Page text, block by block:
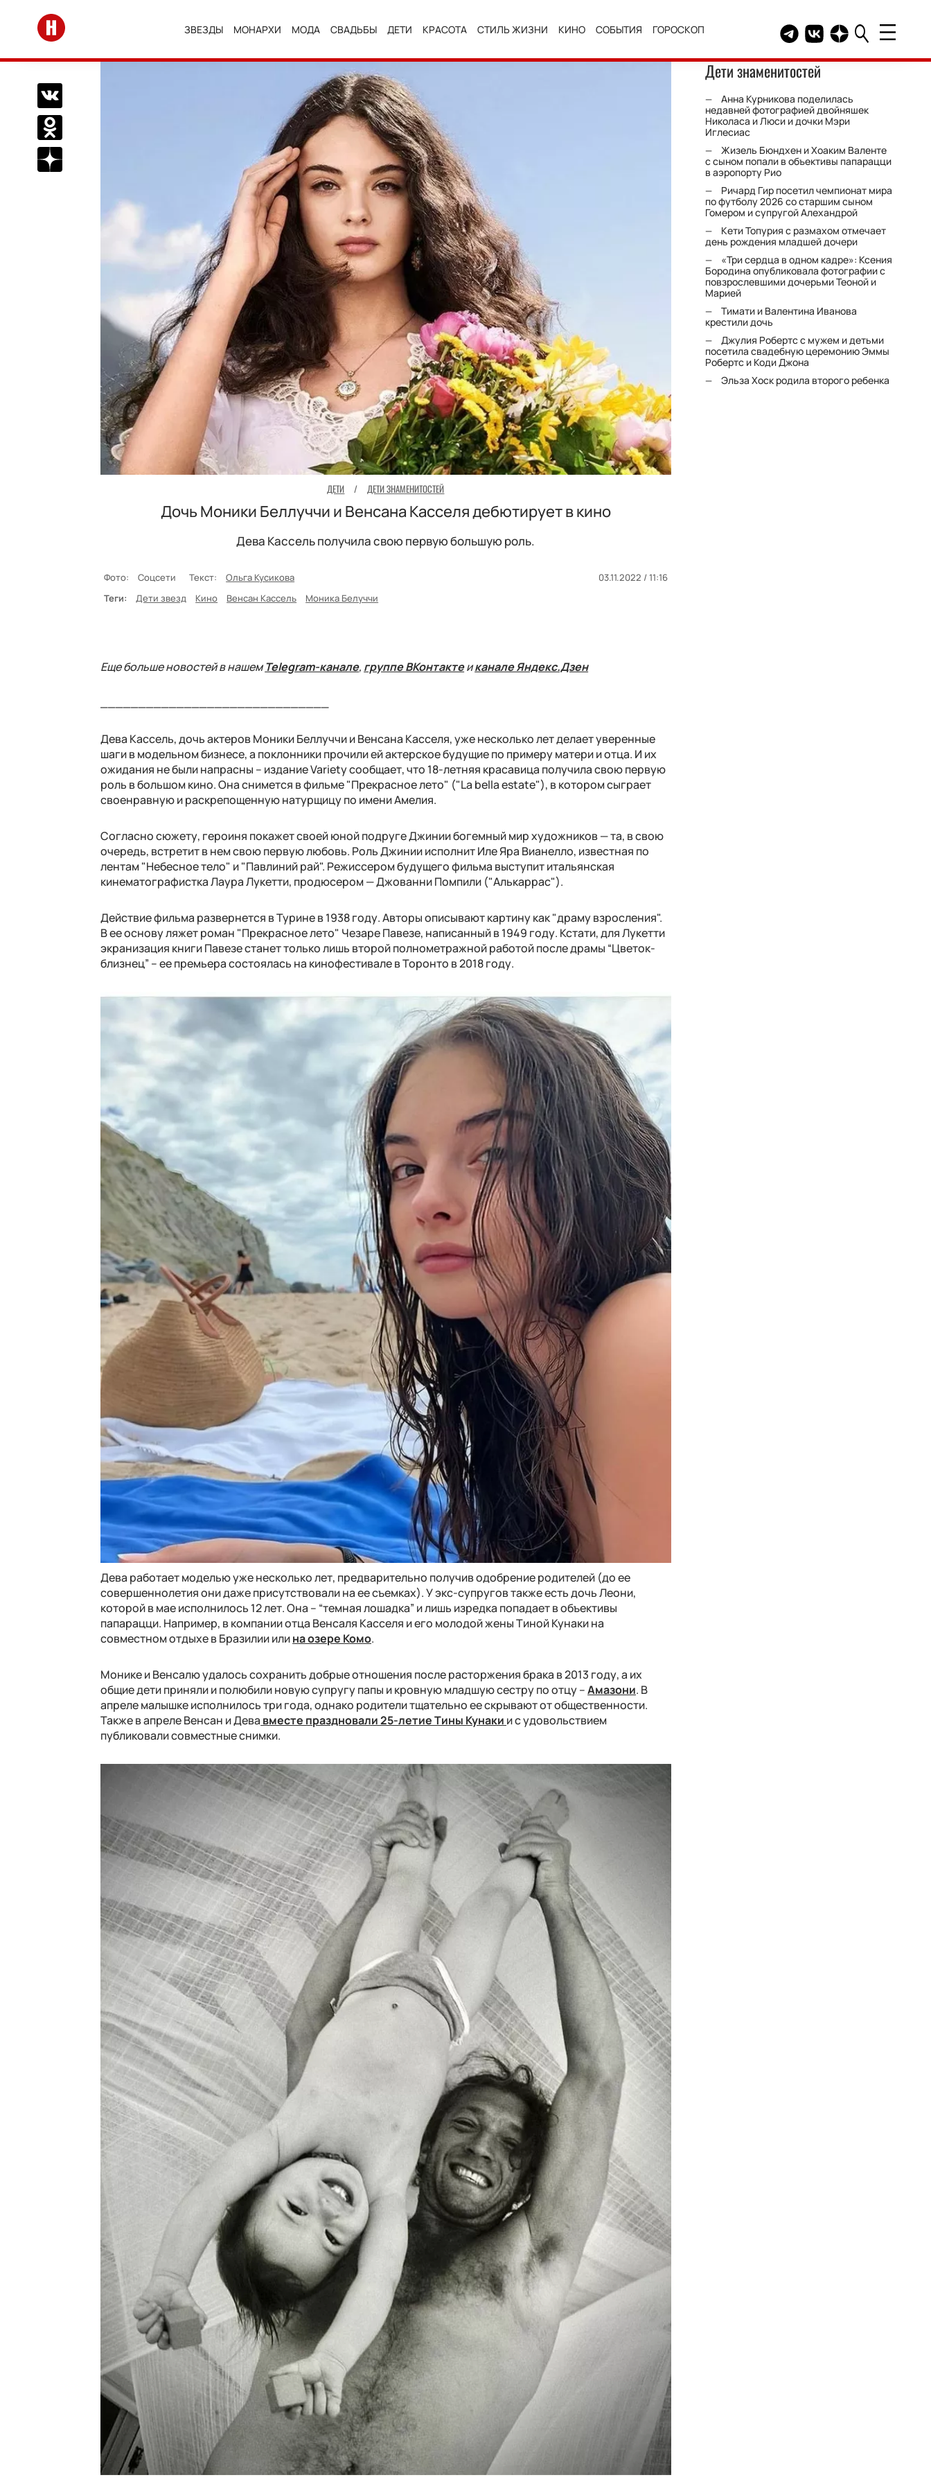
Перейти на главную
ЗВЕЗДЫ МОНАРХИ МОДА СВАДЬБЫ ДЕТИ КРАСОТА СТИЛЬ ЖИЗНИ КИНО СОБЫТИЯ ГОРОСКОП Telegram канал HELLO
Группа HELLO
Канал HELLO в
Поделиться Вконтакте
Поделиться в Одноклассниках
Подписаться на нас в Дзен
ДЕТИ / ДЕТИ ЗНАМЕНИТОСТЕЙ
Дочь Моники Беллуччи и Венсана Касселя дебютирует в кино
Дева Кассель получила свою первую большую роль.
Фото: Соцсети Текст: Ольга Кусикова
03.11.2022 / 11:16
Теги:
Дети звезд Кино Венсан Кассель Моника Белуччи
Еще больше новостей в нашемTelegram-канале, группе ВКонтактеиканале Яндекс.Дзен
Дева Кассель, дочь актеров Моники Беллуччи и Венсана Касселя, уже несколько летделает уверенные
шаги в модельном бизнесе, а поклонники прочили ей актерское будущие по примеру матери и отца. И их
ожидания не были напрасны – издание Variety сообщает, что 18-летняя красавица получила свою первую
роль в большом кино. Онаснимется в фильме "Прекрасное лето" ("La bella estate"), в котором сыграет
своенравную и раскрепощенную натурщицу по имени Амелия.
Согласно сюжету, героиня покажет своей юной подруге Джинии богемный мир художников — та, в свою
очередь, встретит в нем свою первую любовь. Роль Джинии исполнит Иле Яра Вианелло, известная по
лентам "Небесное тело" и "Павлиний рай". Режиссером будущего фильма выступит итальянская
кинематографистка Лаура Лукетти, продюсером — Джованни Помпили ("Алькаррас").
Действие фильма развернется в Турине в 1938 году. Авторы описывают картину как "драму взросления".
В ее основу ляжет роман "Прекрасное лето" Чезаре Павезе, написанный в 1949 году. Кстати, для Лукетти
экранизация книги Павезе станет только лишь второй полнометражной работой после драмы “Цветок-
близнец” – ее премьера состоялась на кинофестивале в Торонто в 2018 году.
Дева работает моделью уже несколько лет, предварительно получив одобрение родителей (до ее
совершеннолетия они даже присутствовали на ее съемках). У экс-супругов также есть дочь Леони,
которой в мае исполнилось 12 лет. Она – “темная лошадка” и лишь изредка попадает в объективы
папарацци. Например, в компании отца Венсаля Касселя и его молодой жены Тиной Кунаки на
совместном отдыхе в Бразилии илина озере Комо.
Монике и Венсалю удалось сохранить добрые отношения после расторжения брака в 2013 году, а их
общие дети приняли и полюбили новую супругу папы и кровную младшую сестру по отцу –Амазони. В
апреле малышке исполнилось три года, однако родители тщательно ее скрывают от общественности.
Также в апреле Венсан и Дева вместе праздновали 25-летие Тины Кунаки и с удовольствием
публиковали совместные снимки.
Дети знаменитостей
Анна Курникова поделилась
недавней фотографией двойняшек
Николаса и Люси и дочки Мэри
Иглесиас
Жизель Бюндхен и Хоаким Валенте
с сыном попали в объективы папарацци
в аэропорту Рио
Ричард Гир посетил чемпионат мира
по футболу 2026 со старшим сыном
Гомером и супругой Алехандрой
Кети Топурия с размахом отмечает
день рождения младшей дочери
«Три сердца в одном кадре»: Ксения
Бородина опубликовала фотографии с
повзрослевшими дочерьми Теоной и
Марией
Тимати и Валентина Иванова
крестили дочь
Джулия Робертс с мужем и детьми
посетила свадебную церемонию Эммы
Робертс и Коди Джона
Эльза Хоск родила второго ребенка